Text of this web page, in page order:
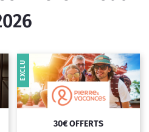
30€ OFFERTS
EXCLU